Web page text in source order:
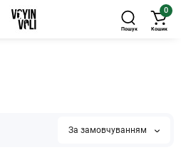
Пошук
0
Кошик
За замовчуванням